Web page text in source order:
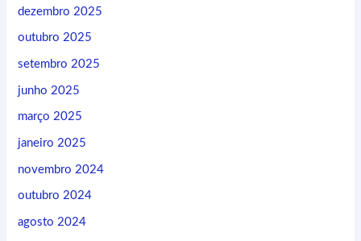
dezembro 2025
outubro 2025
setembro 2025
junho 2025
março 2025
janeiro 2025
novembro 2024
outubro 2024
agosto 2024